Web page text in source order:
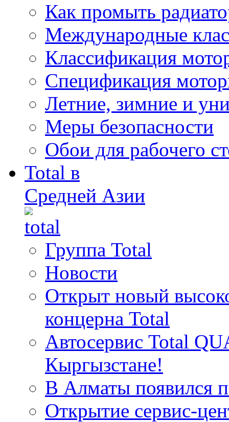
Как промыть
Международные
Классификация
Спецификация
Летние, зимние и
Меры безопасности
Обои для рабочего
Total в
Средней Азии
Группа Total
Новости
Открыт новый
концерна Total
Автосервис Total
Кыргызстане!
В Алматы появился
Открытие сервис-